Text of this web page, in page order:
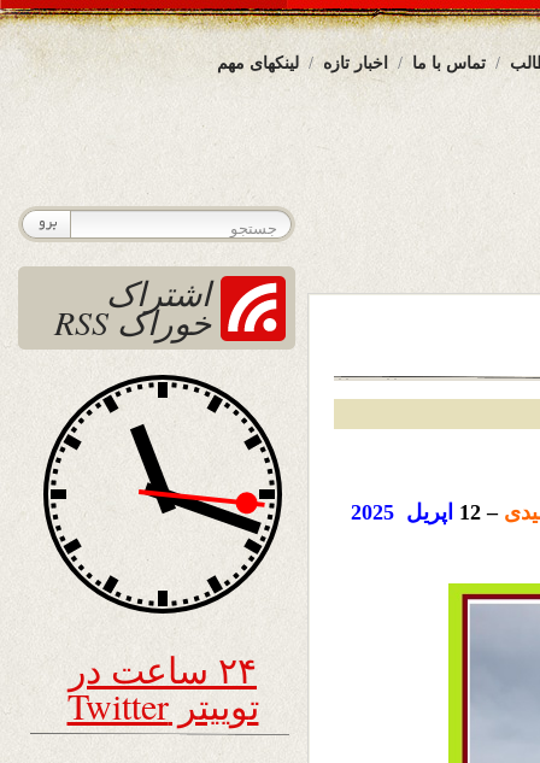
لینکهای مهم اخبار تازه تماس با ما
– 12 اپریل 2025
اشتراک
خوراک RSS
۲۴ ساعت در
توییتر Twitter